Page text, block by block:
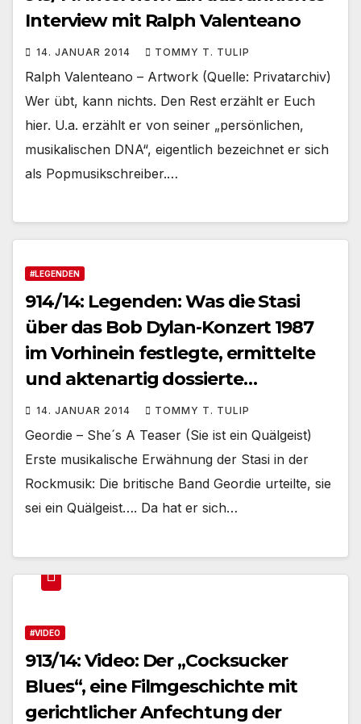
Interview mit Ralph Valenteano
14. JANUAR 2014 TOMMY T. TULIP
Ralph Valenteano – Artwork (Quelle: Privatarchiv)
Wer übt, kann nichts. Den Rest erzählt er Euch
hier. U.a. erzählt er von seiner „persönlichen,
musikalischen DNA“, eigentlich bezeichnet er sich
als Popmusikschreiber.…
#LEGENDEN
914/14: Legenden: Was die Stasi
über das Bob Dylan-Konzert 1987
im Vorhinein festlegte, ermittelte
und aktenartig dossierte…
14. JANUAR 2014 TOMMY T. TULIP
Geordie – She´s A Teaser (Sie ist ein Quälgeist)
Erste musikalische Erwähnung der Stasi in der
Rockmusik: Die britische Band Geordie urteilte, sie
sei ein Quälgeist…. Da hat er sich…
#VIDEO
913/14: Video: Der „Cocksucker
Blues“, eine Filmgeschichte mit
gerichtlicher Anfechtung der